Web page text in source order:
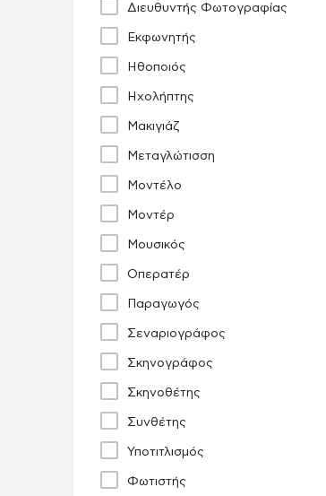
Διευθυντής Φωτογραφίας
Εκφωνητής
Ηθοποιός
Ηχολήπτης
Μακιγιάζ
Μεταγλώτισση
Μοντέλο
Μοντέρ
Μουσικός
Οπερατέρ
Παραγωγός
Σεναριογράφος
Σκηνογράφος
Σκηνοθέτης
Συνθέτης
Υποτιτλισμός
Φωτιστής